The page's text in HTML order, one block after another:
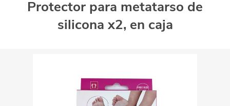
Protector para metatarso de
silicona x2, en caja